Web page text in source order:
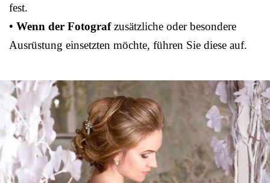
fest.
• Wenn der Fotografzusätzliche oder besondere
Ausrüstung einsetzten möchte, führen Sie diese auf.